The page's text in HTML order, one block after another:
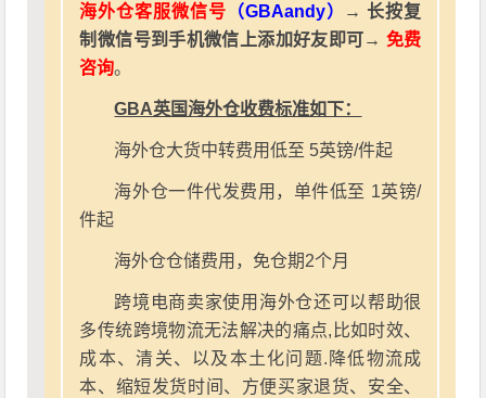
海外仓客服微信号 （GBAandy）
→ 长按复
制微信号到手机微信上添加好友即可→ 免费
咨询。
GBA英国海外仓收费标准如下：
海外仓大货中转费用低至 5英镑/件起
海外仓一件代发费用，单件低至 1英镑/
件起
海外仓仓储费用，免仓期2个月
跨境电商卖家使用海外仓还可以帮助很
多传统跨境物流无法解决的痛点,比如时效、
成本、清关、以及本土化问题.降低物流成
本、缩短发货时间、方便买家退货、安全、